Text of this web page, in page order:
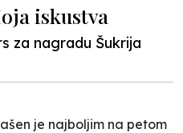
iskustva
za nagradu Šukrija
je najboljim na petom